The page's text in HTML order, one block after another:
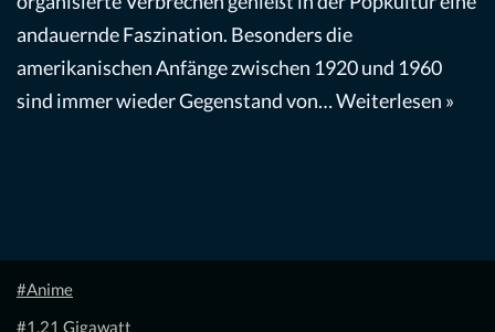
andauernde Faszination. Besonders die
amerikanischen Anfänge zwischen 1920 und 1960
sind immer wieder Gegenstand von…Weiterlesen »
#Anime
#1.21 Gigawatt